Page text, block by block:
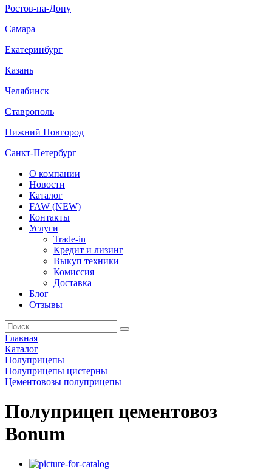
Ростов-на-Дону
Самара
Екатеринбург
Казань
Челябинск
Ставрополь
Нижний Новгород
Санкт-Петербург
О компании
Новости
Каталог
FAW (NEW)
Контакты
Услуги
Trade-in
Кредит и лизинг
Выкуп техники
Комиссия
Доставка
Блог
Отзывы
Главная
Каталог
Полуприцепы
Полуприцепы цистерны
Цементовозы полуприцепы
Полуприцеп цементовоз
Bonum